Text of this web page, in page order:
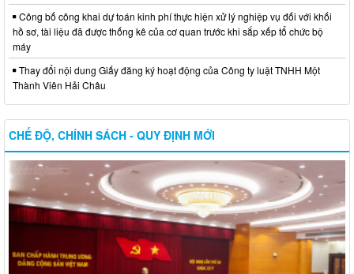
Công bố công khai dự toán kinh phí thực hiện xử lý nghiệp vụ đối với khối
hồ sơ, tài liệu đã được thống kê của cơ quan trước khi sắp xếp tổ chức bộ
máy
Thay đổi nội dung Giấy đăng ký hoạt động của Công ty luật TNHH Một
Thành Viên Hải Châu
CHẾ ĐỘ, CHÍNH SÁCH - QUY ĐỊNH MỚI